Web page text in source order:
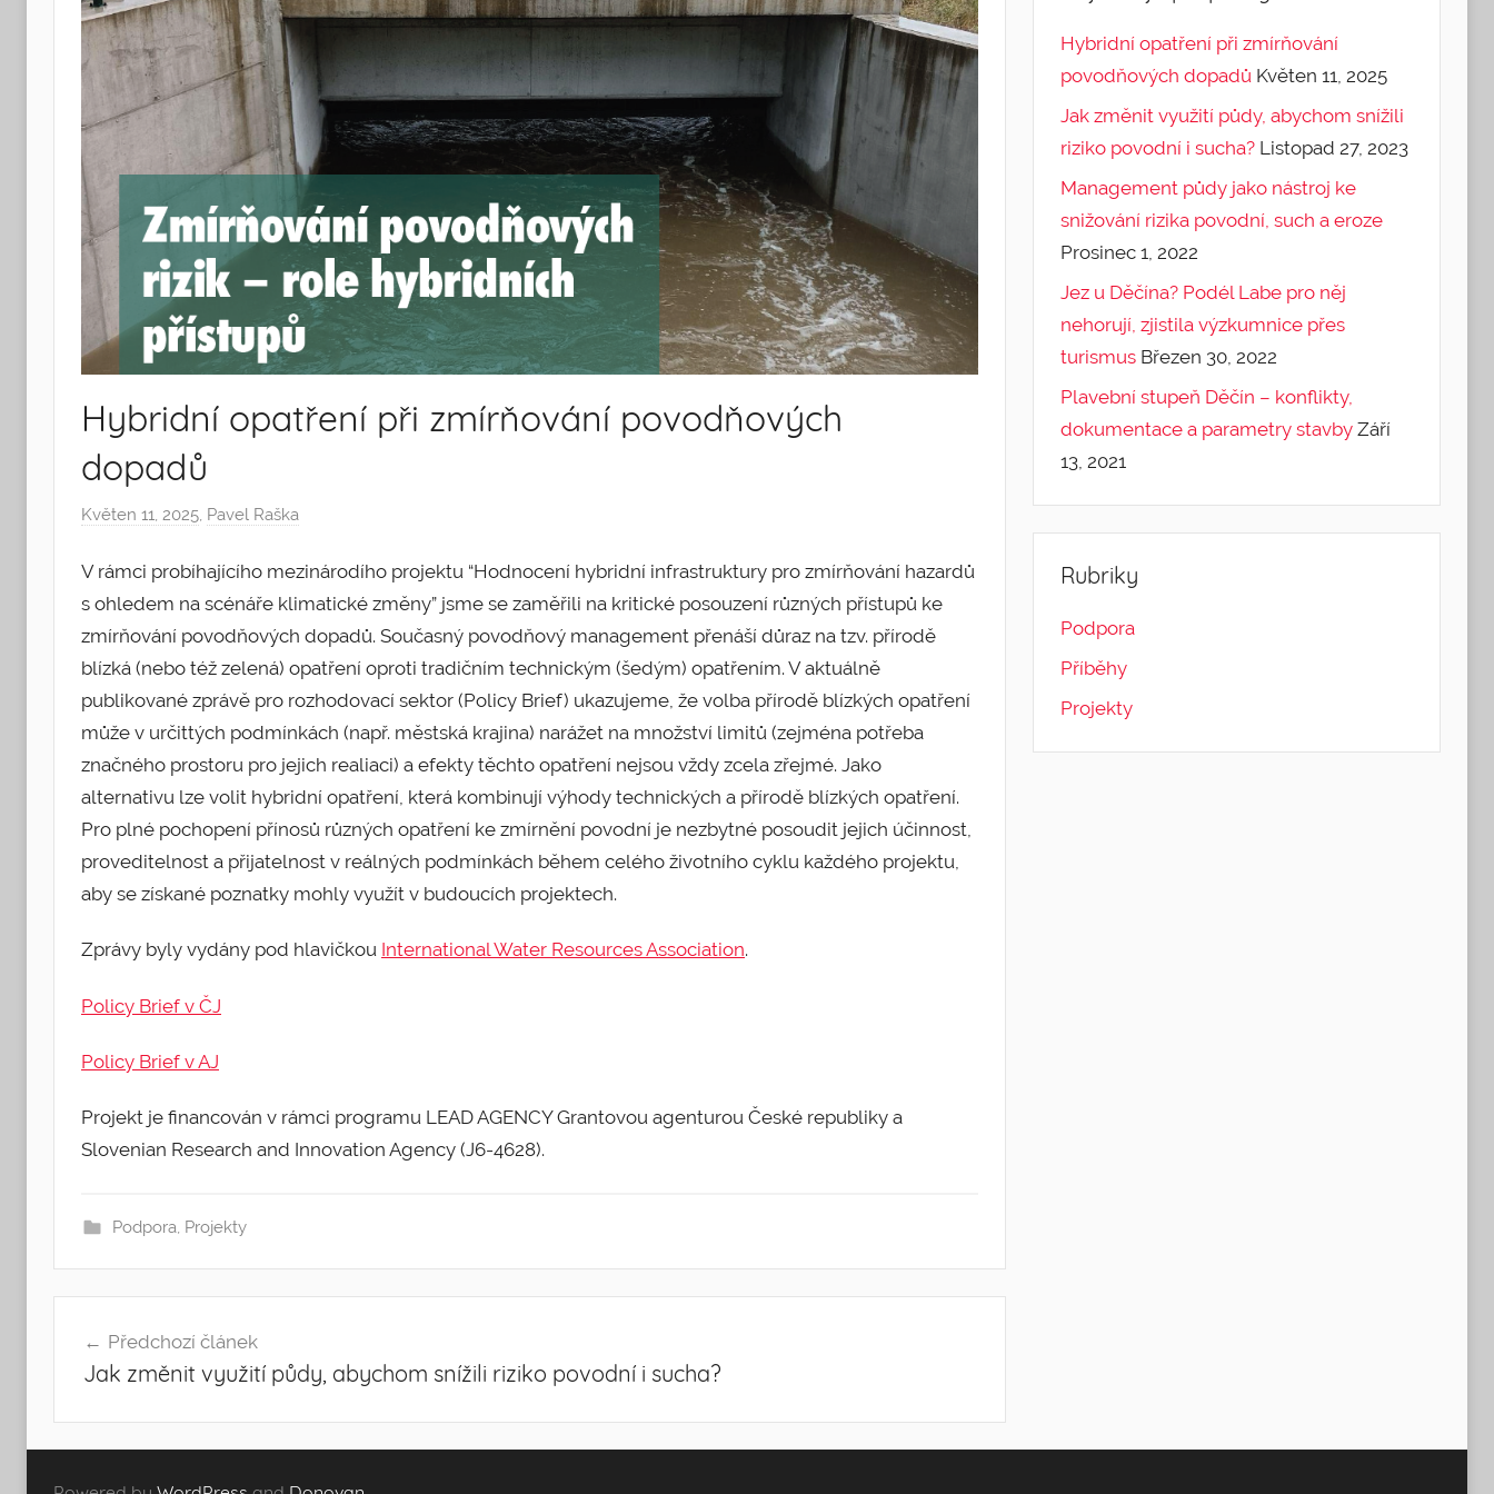
Hybridní opatření při zmírňování povodňových
dopadů
Květen 11, 2025, Pavel Raška
V rámci probíhajícího mezinárodího projektu “Hodnocení hybridní infrastruktury pro zmírňování hazardů
s ohledem na scénáře klimatické změny” jsme se zaměřili na kritické posouzení různých přístupů ke
zmírňování povodňových dopadů. Současný povodňový management přenáší důraz na tzv. přírodě
blízká (nebo též zelená) opatření oproti tradičním technickým (šedým) opatřením. V aktuálně
publikované zprávě pro rozhodovací sektor (Policy Brief) ukazujeme, že volba přírodě blízkých opatření
může v určittých podmínkách (např. městská krajina) narážet na množství limitů (zejména potřeba
značného prostoru pro jejich realiaci) a efekty těchto opatření nejsou vždy zcela zřejmé. Jako
alternativu lze volit hybridní opatření, která kombinují výhody technických a přírodě blízkých opatření.
Pro plné pochopení přínosů různých opatření ke zmírnění povodní je nezbytné posoudit jejich účinnost,
proveditelnost a přijatelnost v reálných podmínkách během celého životního cyklu každého projektu,
aby se získané poznatky mohly využít v budoucích projektech.
Zprávy byly vydány pod hlavičkou International Water Resources Association.
Policy Brief v ČJ
Policy Brief v AJ
Projekt je financován v rámci programu LEAD AGENCY Grantovou agenturou České republiky a
Slovenian Research and Innovation Agency (J6-4628).
Podpora, Projekty
Post
navigation
Předchozí článek
Jak změnit využití půdy, abychom snížili riziko povodní i sucha?
Hybridní opatření při zmírňování
povodňových dopadů Květen 11, 2025
Jak změnit využití půdy, abychom snížili
riziko povodní i sucha? Listopad 27, 2023
Management půdy jako nástroj ke
snižování rizika povodní, such a eroze
Prosinec 1, 2022
Jez u Děčína? Podél Labe pro něj
nehorují, zjistila výzkumnice přes
turismus Březen 30, 2022
Plavební stupeň Děčín – konflikty,
dokumentace a parametry stavby Září
13, 2021
Rubriky
Podpora
Příběhy
Projekty